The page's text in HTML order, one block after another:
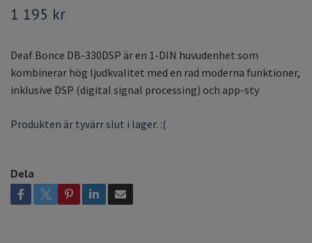
1 195 kr
Deaf Bonce DB-330DSP är en 1-DIN huvudenhet som
kombinerar hög ljudkvalitet med en rad moderna funktioner,
inklusive DSP (digital signal processing) och app-sty
Produkten är tyvärr slut i lager. :(
Dela